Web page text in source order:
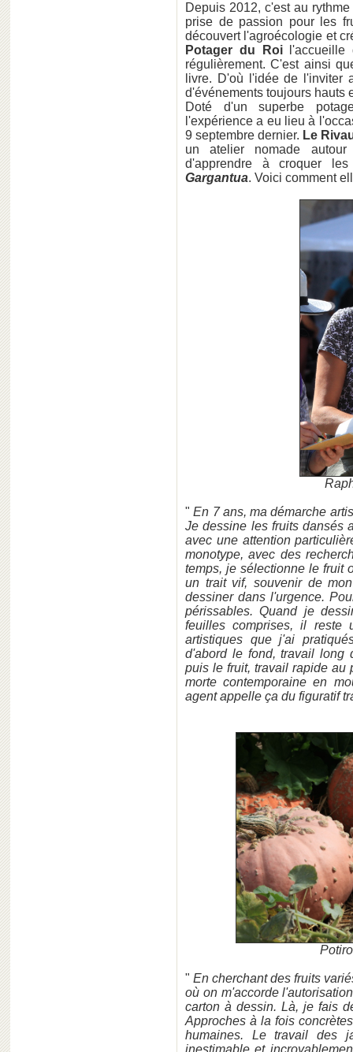
Depuis 2012, c'est au
prise de passion pour les
découvert l'agroécologie et
Potager du Roil'accueille
régulièrement. C'est ainsi
livre. D'où l'idée de l'inviter
d'événements toujours hauts
Doté d'un superbe
l'expérience a eu lieu à
9 septembre dernier. Le
un atelier nomade
d'apprendre à croquer
Gargantua. Voici comment
"En 7 ans, ma démarche
Je dessine les fruits dansés
avec une attention
monotype, avec des
temps, je sélectionne le fruit
un trait vif, souvenir de
dessiner dans l'urgence.
périssables. Quand je
feuilles comprises, il reste
artistiques que j'ai
d'abord le fond, travail long
puis le fruit, travail rapide au
morte contemporaine en
agent appelle ça du figuratif
" En cherchant des fruits
où on m'accorde
carton à dessin. Là, je fais
Approches à la fois
humaines. Le travail des
inestimable et